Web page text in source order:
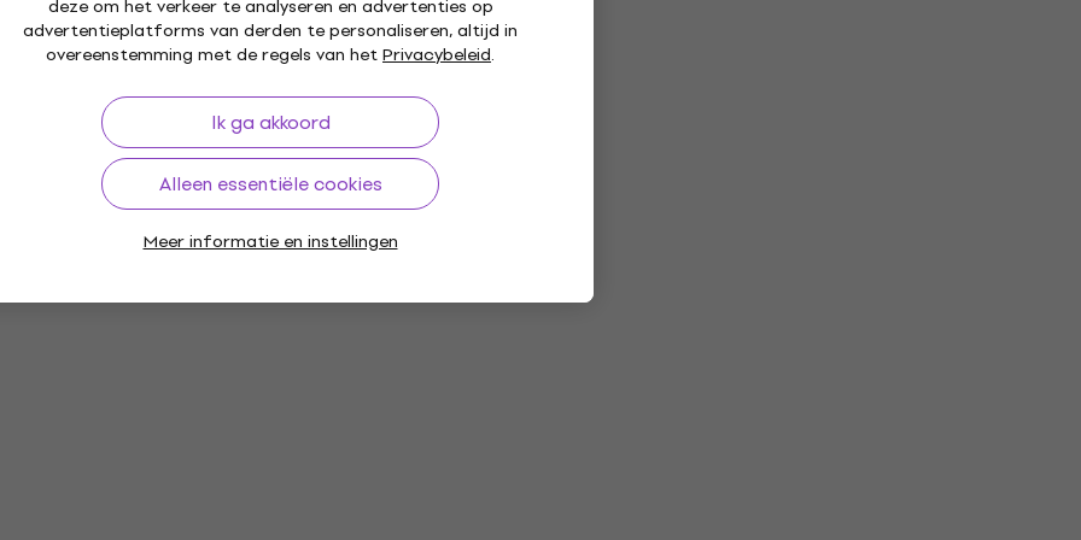
deze om het verkeer te analyseren en advertenties op
advertentieplatforms van derden te personaliseren, altijd in
overeenstemming met de regels van hetPrivacybeleid.
Ik ga akkoord
Alleen essentiële cookies
Meer informatie en instellingen